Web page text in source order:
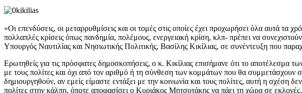
«Οι επενδύσεις, οι μεταρρυθμίσεις και οι τομές στις οποίες έχει προχωρήσει όλα αυτά τα
πολλαπλές κρίσεις όπως πανδημία, πολέμους, ενεργειακή κρίση, κλπ- πρέπει να
Υπουργός Ναυτιλίας και Νησιωτικής Πολιτικής, Βασίλης Κικίλιας, σε συνέντευξη που
Ερωτηθείς για τις πρόσφατες δημοσκοπήσεις, ο κ. Κικίλιας επισήμανε ότι το αποτέλεσμα
με τους πολίτες και όχι από τον αριθμό ή τη σύνθεση των κομμάτων που θα συμμετάσχουν
δημιουργηθούν, αν εμείς είμαστε εντάξει με την κοινωνία και τους πολίτες, αυτή η
πολίτες στην κάλπη, όποτε αποφασίσει ο Κυριάκος Μητσοτάκης να πάει τη χώρα σε